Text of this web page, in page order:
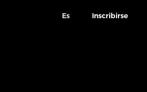
Es Inscribirse